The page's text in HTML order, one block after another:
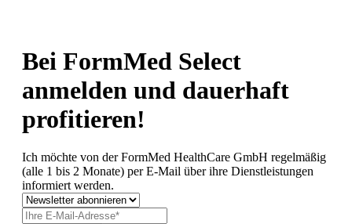
Bei FormMed Select
anmelden und dauerhaft
profitieren!
Ich möchte von der FormMed HealthCare GmbH regelmäßig
(alle 1 bis 2 Monate) per E-Mail über ihre Dienstleistungen
informiert werden.